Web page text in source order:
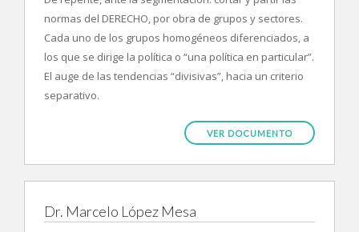
normas del DERECHO, por obra de grupos y sectores.
Cada uno de los grupos homogéneos diferenciados, a
los que se dirige la política o “una política en particular”.
El auge de las tendencias “divisivas”, hacia un criterio
separativo.
VER DOCUMENTO
Dr. Marcelo López Mesa